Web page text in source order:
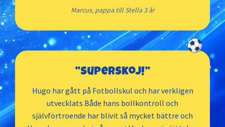
Åkersberga
Östersund
Marcus, pappa till Stella 3 år
”Superskoj!”
Hugo har gått på Fotbollskul och har verkligen
utvecklats Både hans bollkontroll och
självförtroende har blivit så mycket bättre och